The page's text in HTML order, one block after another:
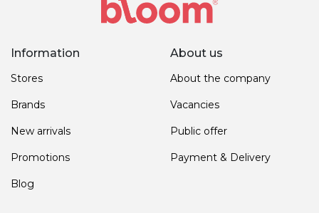
Information
Stores
Brands
New arrivals
Promotions
Blog
About us
About the company
Vacancies
Public offer
Payment & Delivery